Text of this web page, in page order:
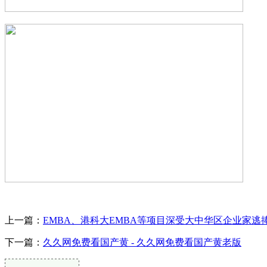
上一篇： EMBA、港科大EMBA等项目深受大中华区企业家逃
下一篇： 久久网免费看国产黄 - 久久网免费看国产黄老版